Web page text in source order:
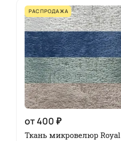
РАСПРОДАЖА
от 400 ₽
Ткань микровелюр Royal